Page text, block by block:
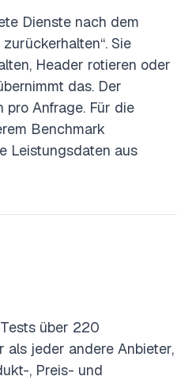
Dienste nach dem
Sie
Header rotieren oder
das. Der
pro Anfrage. Für die
Benchmark
Leistungsdaten aus
über 220
als jeder andere Anbieter,
, Preis- und